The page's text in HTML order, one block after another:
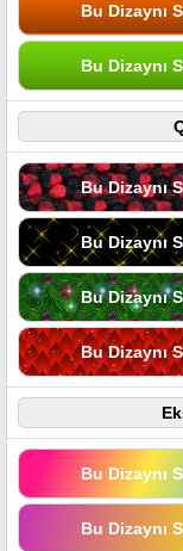
Bu Dizaynı
Bu Dizaynı
Bu Dizaynı
Bu Dizaynı
Bu Dizaynı
Bu Dizaynı
Bu Dizaynı
Bu Dizaynı